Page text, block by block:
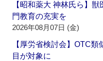
【昭和薬大 神林氏ら】
門教育の充実を
2026年08月07日 (金)
【厚労省検討会】OTC
目が対象に